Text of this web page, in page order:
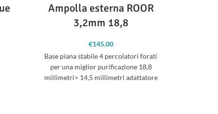
Ampolla esterna ROOR
3,2mm 18,8
€145.00
Base piana stabile 4 percolatori forati
per una miglior purificazione 18,8
millimetri> 14,5 millimetri adattatore